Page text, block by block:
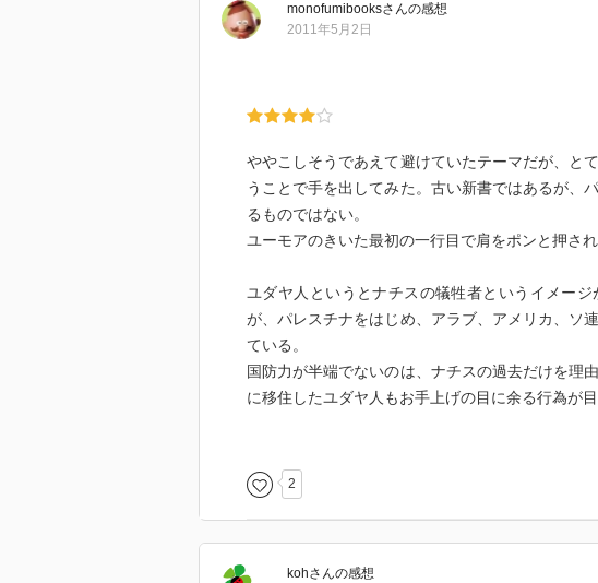
monofumibooksさんの感想
2011年5月2日
ややこしそうであえて避けていたテーマだが、と
うことで手を出してみた。古い新書ではあるが、
るものではない。
ユーモアのきいた最初の一行目で肩をポンと押さ
ユダヤ人というとナチスの犠牲者というイメー
が、パレスチナをはじめ、アラブ、アメリカ、ソ
ている。
国防力が半端でないのは、ナチスの過去だけを理
に移住したユダヤ人もお手上げの目に余る行為が目
わかりやすいながらもその情報の多さに全部頭に入
2
kohさんの感想